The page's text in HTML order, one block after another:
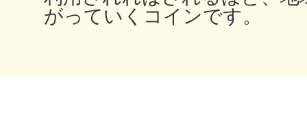
がっていくコインです。